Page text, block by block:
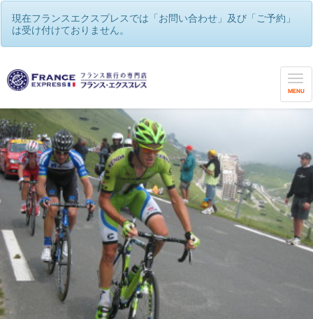
現在フランスエクスプレスでは「お問い合わせ」及び「ご予約」
は受け付けておりません。
MENU